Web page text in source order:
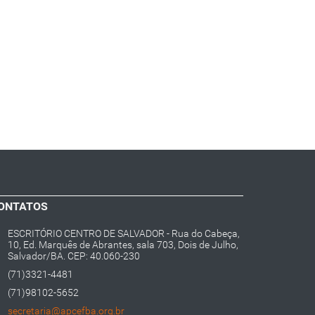
ESCRITÓRIO CENTRO DE SALVADOR - Rua do Cabeça,
10, Ed. Marquês de Abrantes, sala 703, Dois de Julho,
Salvador/BA. CEP: 40.060-230
(71)3321-4481
(71)98102-5652
secretaria@apcefba.org.br